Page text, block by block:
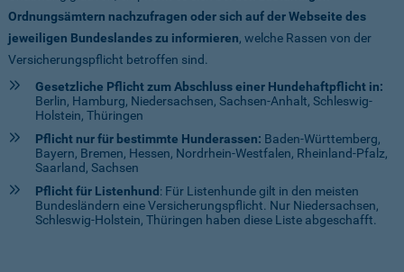
Ordnungsämtern nachzufragen oder sich auf der Webseite des
jeweiligen Bundeslandes zu informieren, welche Rassen von der
Versicherungspflicht betroffen sind.
Gesetzliche Pflicht zum Abschluss einer Hundehaftpflicht in:
Berlin, Hamburg, Niedersachsen, Sachsen-Anhalt, Schleswig-
Holstein, Thüringen
Pflicht nur für bestimmte Hunderassen: Baden-Württemberg,
Bayern, Bremen, Hessen, Nordrhein-Westfalen, Rheinland-Pfalz,
Saarland, Sachsen
Pflicht für Listenhund : Für Listenhunde gilt in den meisten
Bundesländern eine Versicherungspflicht. Nur Niedersachsen,
Schleswig-Holstein, Thüringen haben diese Liste abgeschafft.